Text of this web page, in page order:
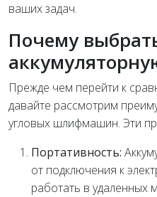
ваших задач.
Почему
Прежде чем перейти к
давайте рассмотрим
угловых шлифмашин. Эти
Портативность:
от подключения к
работать в удаленных